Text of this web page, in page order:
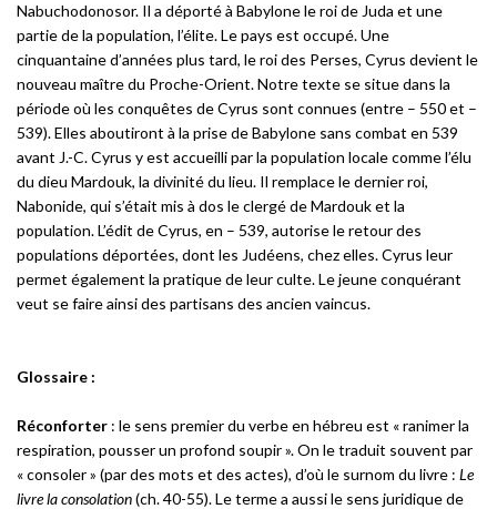
Nabuchodonosor. Il a déporté à Babylone le roi de Juda et une
partie de la population, l’élite. Le pays est occupé. Une
cinquantaine d’années plus tard, le roi des Perses, Cyrus devient le
nouveau maître du Proche-Orient. Notre texte se situe dans la
période où les conquêtes de Cyrus sont connues (entre – 550 et –
539). Elles aboutiront à la prise de Babylone sans combat en 539
avant J.-C. Cyrus y est accueilli par la population locale comme l’élu
du dieu Mardouk, la divinité du lieu. Il remplace le dernier roi,
Nabonide, qui s’était mis à dos le clergé de Mardouk et la
population. L’édit de Cyrus, en – 539, autorise le retour des
populations déportées, dont les Judéens, chez elles. Cyrus leur
permet également la pratique de leur culte. Le jeune conquérant
veut se faire ainsi des partisans des ancien vaincus.
Glossaire :
Réconforter : le sens premier du verbe en hébreu est « ranimer la
respiration, pousser un profond soupir ». On le traduit souvent par
« consoler » (par des mots et des actes), d’où le surnom du livre : Le
livre la consolation(ch. 40-55). Le terme a aussi le sens juridique de